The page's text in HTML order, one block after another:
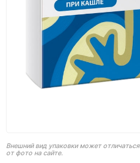
Внешний вид упаковки может отличаться
от фото на сайте.